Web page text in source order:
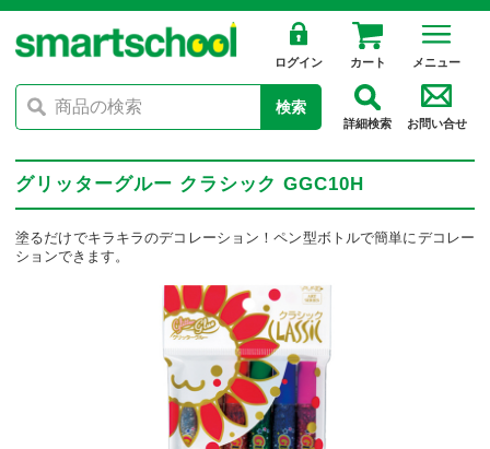
ログイン カート メニュー
検索
詳細検索 お問い合せ
グリッターグルー クラシック GGC10H
塗るだけでキラキラのデコレーション！ペン型ボトルで簡単にデコレー
ションできます。